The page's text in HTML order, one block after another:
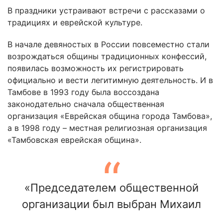
В праздники устраивают встречи с рассказами о
традициях и еврейской культуре.
В начале девяностых в России повсеместно стали
возрождаться общины традиционных конфессий,
появилась возможность их регистрировать
официально и вести легитимную деятельность. И в
Тамбове в 1993 году была воссоздана
законодательно сначала общественная
организация «Еврейская община города Тамбова»,
а в 1998 году – местная религиозная организация
«Тамбовская еврейская община».
«Председателем общественной
организации был выбран Михаил